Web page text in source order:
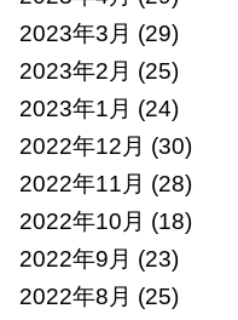
2023年3月 (29)
2023年2月 (25)
2023年1月 (24)
2022年12月 (30)
2022年11月 (28)
2022年10月 (18)
2022年9月 (23)
2022年8月 (25)